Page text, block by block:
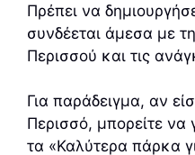
Πρέπει να
συνδέεται άμεσα με
Περισσού και τις
Για παράδειγμα, αν
Περισσό, μπορείτε να
τα «Καλύτερα πάρκα